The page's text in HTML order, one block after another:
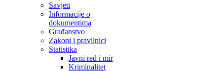
Savjeti
Informacije o
dokumentima
Građanstvo
Zakoni i pravilnici
Statistika
Javni red i mir
Kriminalitet